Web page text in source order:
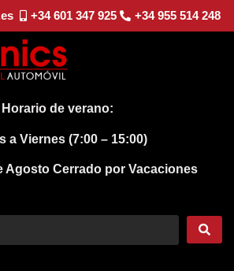
+34 601 347 925 +34 955 514 248
Horario de verano:
a Viernes (7:00 – 15:00)
Agosto Cerrado por Vacaciones